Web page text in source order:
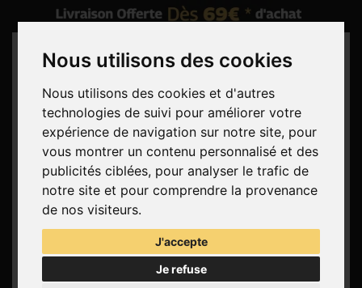
Nous utilisons des cookies
Nous utilisons des cookies et d'autres
technologies de suivi pour améliorer votre
expérience de navigation sur notre site, pour
vous montrer un contenu personnalisé et des
publicités ciblées, pour analyser le trafic de
notre site et pour comprendre la provenance
de nos visiteurs.
J'accepte
Je refuse
Rechercher
Panier(vide)
Aucun produit
Livraison gratuite !
Livraison